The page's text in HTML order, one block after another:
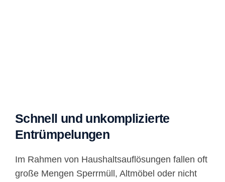
Schnell und unkomplizierte
Entrümpelungen
Im Rahmen von Haushaltsauflösungen fallen oft
große Mengen Sperrmüll, Altmöbel oder nicht